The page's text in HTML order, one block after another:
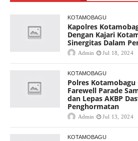
KOTAMOBAGU
Kapolres
Dengan Kajari
Sinergitas Dalam
Admin Jul 18, 2024
KOTAMOBAGU
Polres Kotamobagu
Farewell Parade
dan Lepas AKBP
Penghormatan
Admin Jul 13, 2024
KOTAMOBAGU